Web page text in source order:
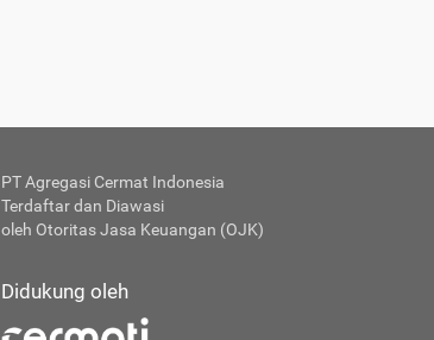
PT Agregasi Cermat Indonesia
Terdaftar dan Diawasi
oleh Otoritas Jasa Keuangan (OJK)
Didukung oleh